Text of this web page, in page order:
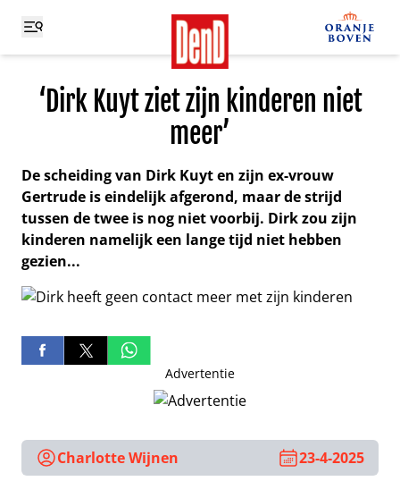
‘Dirk Kuyt ziet zijn kinderen niet
meer’
De scheiding van Dirk Kuyt en zijn ex-vrouw
Gertrude is eindelijk afgerond, maar de strijd
tussen de twee is nog niet voorbij. Dirk zou zijn
kinderen namelijk een lange tijd niet hebben
gezien...
Advertentie
Charlotte Wijnen 23-4-2025